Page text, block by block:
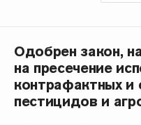
Одобрен закон,
на пресечение
контрафактных
пестицидов и